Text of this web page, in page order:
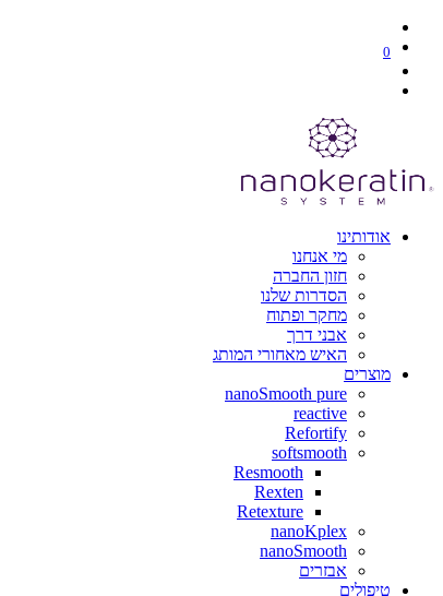
0
אודותינו
מי אנחנו
חזון החברה
הסדרות שלנו
מחקר ופתוח
אבני דרך
האיש מאחורי המותג
מוצרים
nanoSmooth pure
reactive
Refortify
softsmooth
Resmooth
Rexten
Retexture
nanoKplex
nanoSmooth
אבזרים
טיפולים